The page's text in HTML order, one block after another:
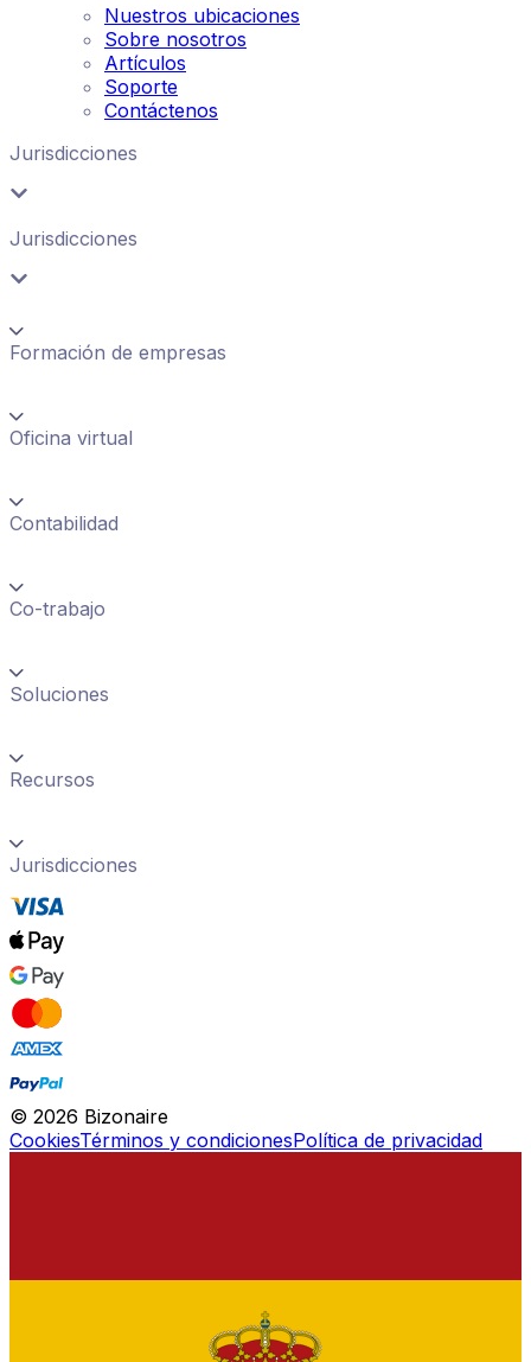
Nuestros ubicaciones
Sobre nosotros
Artículos
Soporte
Contáctenos
Jurisdicciones
Jurisdicciones
Formación de empresas
Oficina virtual
Contabilidad
Co-trabajo
Soluciones
Recursos
Jurisdicciones
© 2026 Bizonaire
CookiesTérminos y condicionesPolítica de privacidad